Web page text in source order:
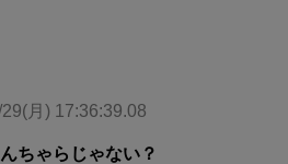
月) 17:36:39.08
ちゃらじゃない？